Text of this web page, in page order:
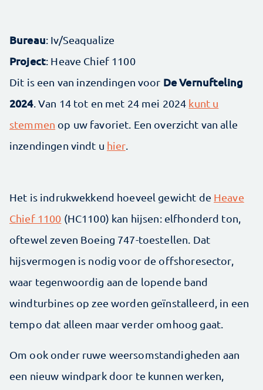
Bureau: Iv/Seaqualize
Project: Heave Chief 1100
Dit is een van inzendingen voor De Vernufteling
2024. Van 14 tot en met 24 mei 2024 kunt u
stemmen op uw favoriet. Een overzicht van alle
inzendingen vindt u hier.
Het is indrukwekkend hoeveel gewicht de Heave
Chief 1100 (HC1100) kan hijsen: elfhonderd ton,
oftewel zeven Boeing 747-toestellen. Dat
hijsvermogen is nodig voor de offshoresector,
waar tegenwoordig aan de lopende band
windturbines op zee worden geïnstalleerd, in een
tempo dat alleen maar verder omhoog gaat.
Om ook onder ruwe weersomstandigheden aan
een nieuw windpark door te kunnen werken,